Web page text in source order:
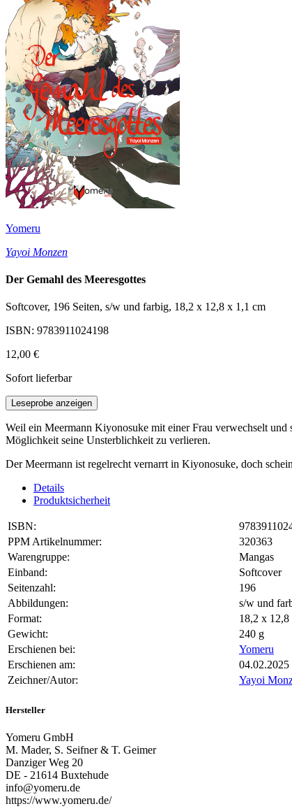
Yomeru
Yayoi Monzen
Der Gemahl des Meeresgottes
Softcover, 196 Seiten, s/w und farbig, 18,2 x 12,8 x 1,1 cm
ISBN: 9783911024198
12,00 €
Sofort lieferbar
Leseprobe anzeigen
Weil ein Meermann Kiyonosuke mit einer Frau verwechselt
Möglichkeit seine Unsterblichkeit zu verlieren.
Der Meermann ist regelrecht vernarrt in Kiyonosuke, doch
Details
Produktsicherheit
ISBN:
PPM Artikelnummer:
320363
Warengruppe:
Mangas
Einband:
Softcover
Seitenzahl:
196
Abbildungen:
s/w und
Format:
18,2 x
Gewicht:
240 g
Erschienen bei:
Yomeru
Erschienen am:
04.02.2025
Zeichner/Autor:
Yayoi
Hersteller
Yomeru GmbH
M. Mader, S. Seifner & T. Geimer
Danziger Weg 20
DE - 21614 Buxtehude
info@yomeru.de
https://www.yomeru.de/